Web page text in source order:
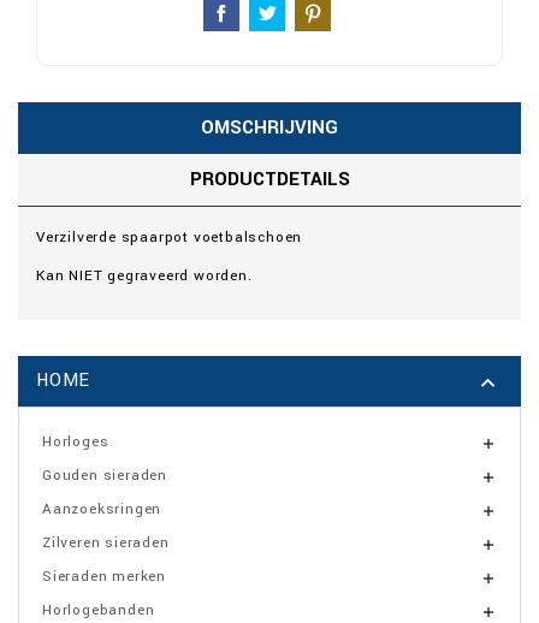
OMSCHRIJVING
PRODUCTDETAILS
Verzilverde spaarpot voetbalschoen
Kan NIET gegraveerd worden.
HOME 
Horloges 
Gouden sieraden 
Aanzoeksringen 
Zilveren sieraden 
Sieraden merken 
Horlogebanden 